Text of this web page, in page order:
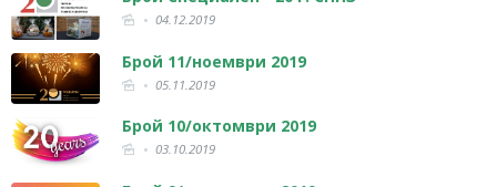
04.12.2019
Брой 11/ноември 2019
05.11.2019
Брой 10/октомври 2019
03.10.2019